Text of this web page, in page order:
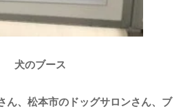
犬のブース
、松本市のドッグサロンさん、ブ